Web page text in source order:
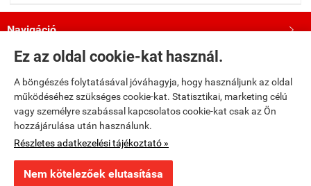
Ez az oldal cookie-kat használ.
A böngészés folytatásával jóváhagyja, hogy használjunk az oldal
működéséhez szükséges cookie-kat. Statisztikai, marketing célú
vagy személyre szabással kapcsolatos cookie-kat csak az Ön
hozzájárulása után használunk.
Részletes adatkezelési tájékoztató »
Nem kötelezőek elutasítása
Navigáció 
Saját fiók
Bemutatkozás
Kövess minket a Facebookon!